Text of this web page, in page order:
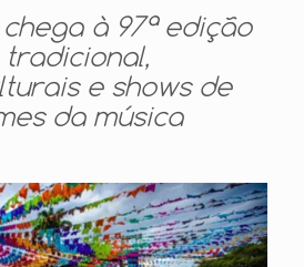
à 97ª edição
e shows de
da música